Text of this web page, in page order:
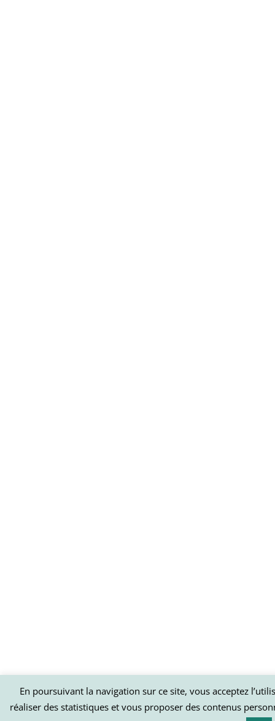
En poursuivant la navigation sur ce site, vous acceptez
réaliser des statistiques et vous proposer des contenus